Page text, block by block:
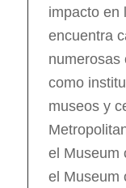
impacto en
encuentra
numerosas
como
museos y
el Museum
el Museum